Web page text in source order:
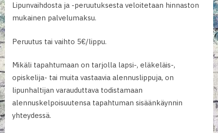
Lipunvaihdosta ja -peruutuksesta veloitetaan hinnaston
mukainen palvelumaksu.
Peruutus tai vaihto 5€/lippu.
Mikäli tapahtumaan on tarjolla lapsi-, eläkeläis-,
opiskelija- tai muita vastaavia alennuslippuja, on
lipunhaltijan varauduttava todistamaan
alennuskelpoisuutensa tapahtuman sisäänkäynnin
yhteydessä.